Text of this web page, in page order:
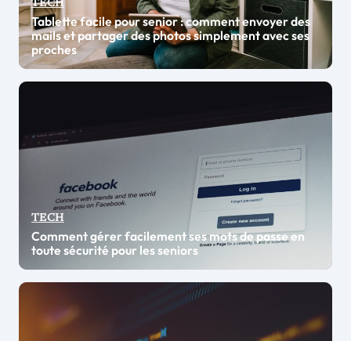
TECH
Tablette facile pour senior : comment envoyer des
mails et partager des photos simplement avec ses
proches
TECH
Comment gérer facilement ses mots de passe en
toute sécurité pour les seniors